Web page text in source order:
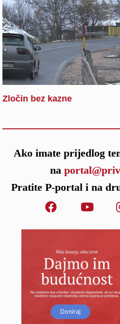
Zločin bez kazne
Ako imate prijedlog
na
Pratite P-portal i na
Doniraj